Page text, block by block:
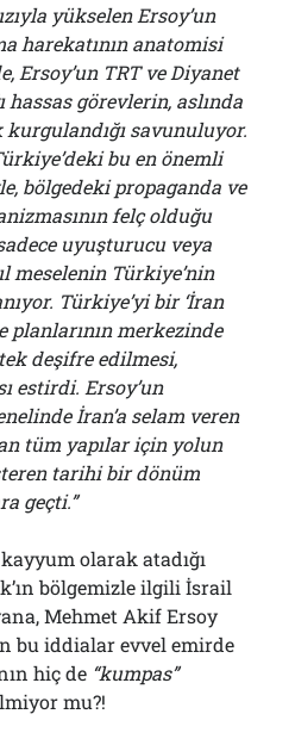
yükselen Ersoy’un
harekatının anatomisi
Ersoy’un TRT ve Diyanet
görevlerin, aslında
kurgulandığı savunuluyor.
bu en önemli
bölgedeki propaganda ve
felç olduğu
uyuşturucu veya
meselenin Türkiye’nin
Türkiye’yi bir ‘İran
planlarının merkezinde
deşifre edilmesi,
estirdi. Ersoy’un
İran’a selam veren
tüm yapılar için yolun
tarihi bir dönüm
geçti.”
olarak atadığı
bölgemizle ilgili İsrail
Mehmet Akif Ersoy
bu iddialar evvel emirde
hiç de “kumpas”
mu?!